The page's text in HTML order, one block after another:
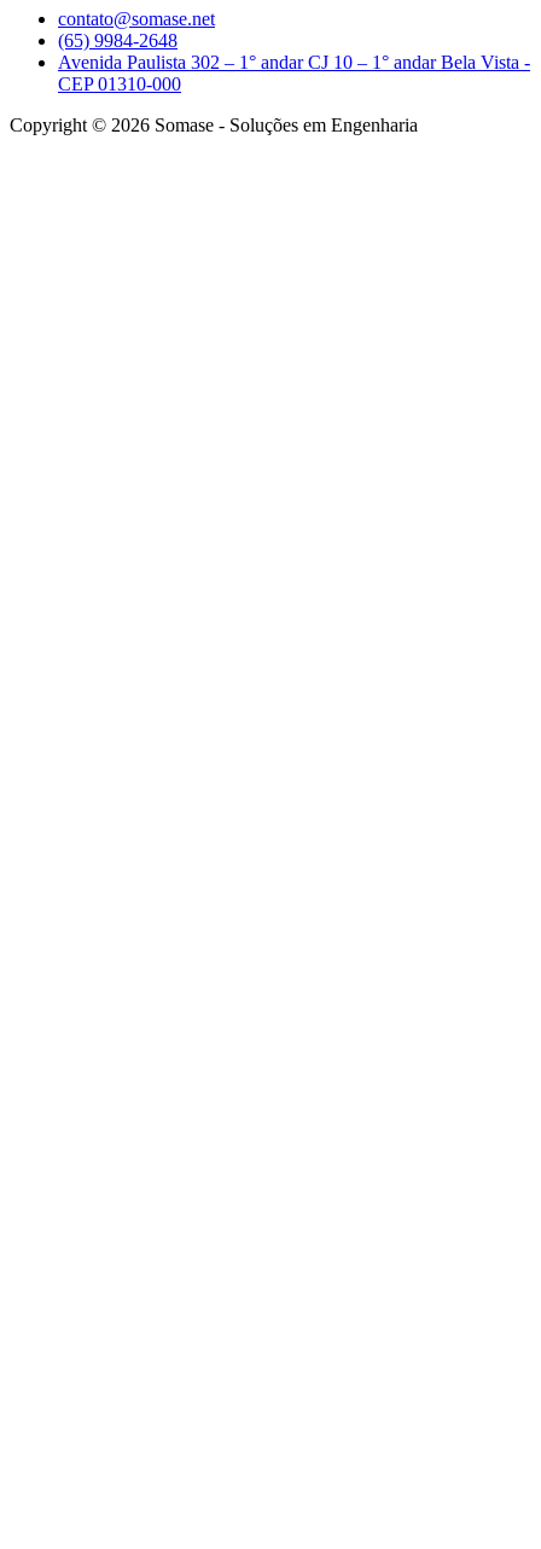
contato@somase.net
(65) 9984-2648
Avenida Paulista 302 – 1° andar CJ 10 – 1° andar Bela Vista -
CEP 01310-000
Copyright © 2026 Somase - Soluções em Engenharia